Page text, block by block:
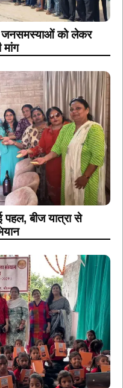
जनसमस्याओं को लेकर
बीज यात्रा से